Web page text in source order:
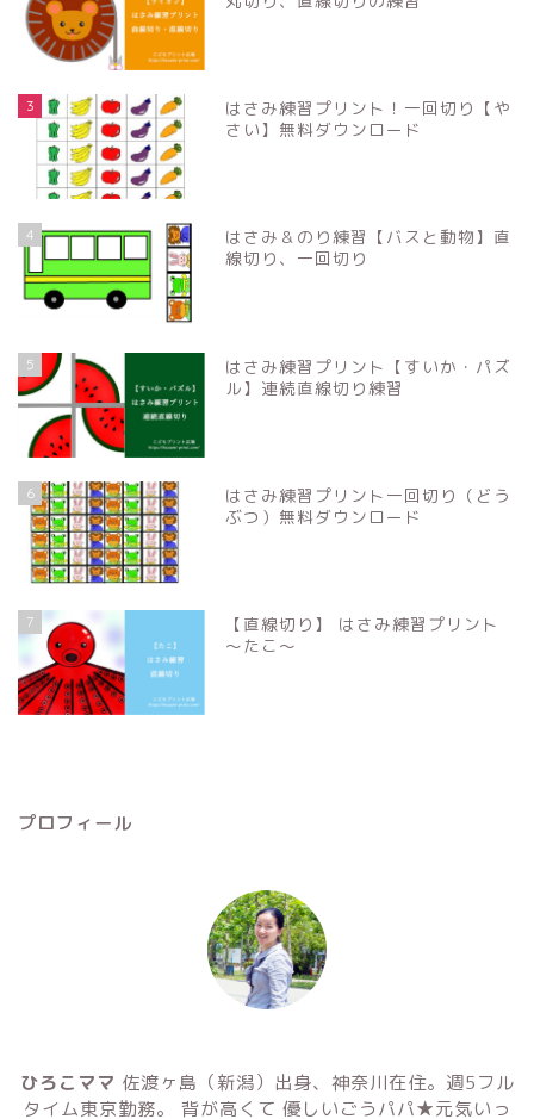
3
はさみ練習プリント！一回切り【や
さい】無料ダウンロード
4
はさみ＆のり練習【バスと動物】直
線切り、一回切り
5
はさみ練習プリント【すいか・パズ
ル】連続直線切り練習
6
はさみ練習プリント一回切り（どう
ぶつ）無料ダウンロード
7
【直線切り】 はさみ練習プリント
〜たこ〜
プロフィール
ひろこママ 佐渡ヶ島（新潟）出身、神奈川在住。週5フル
タイム東京勤務。 背が高くて 優しいごうパパ★元気いっ